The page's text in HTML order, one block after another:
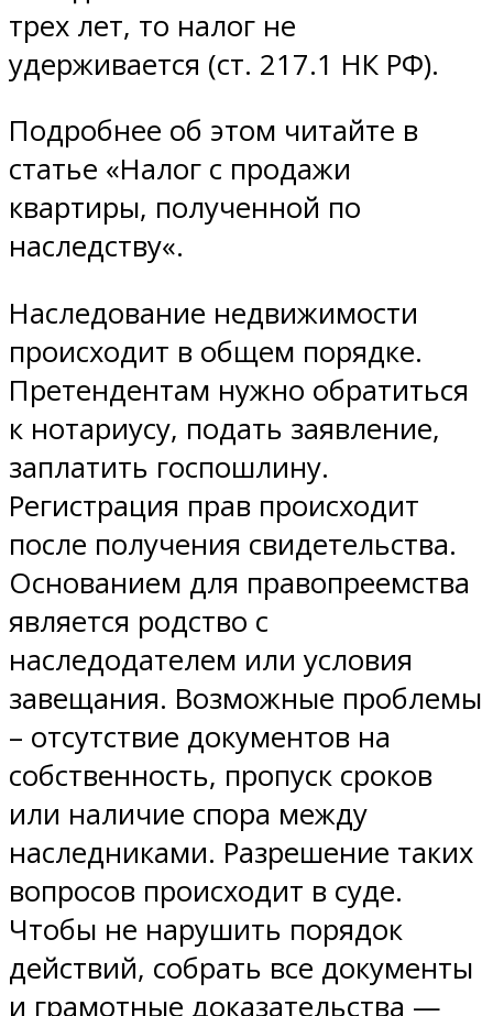
трех лет, то налог не
удерживается (ст. 217.1 НК РФ).
Подробнее об этом читайте в
статье «Налог с продажи
квартиры, полученной по
наследству«.
Наследование недвижимости
происходит в общем порядке.
Претендентам нужно обратиться
к нотариусу, подать заявление,
заплатить госпошлину.
Регистрация прав происходит
после получения свидетельства.
Основанием для правопреемства
является родство с
наследодателем или условия
завещания. Возможные проблемы
– отсутствие документов на
собственность, пропуск сроков
или наличие спора между
наследниками. Разрешение таких
вопросов происходит в суде.
Чтобы не нарушить порядок
действий, собрать все документы
и грамотные доказательства —